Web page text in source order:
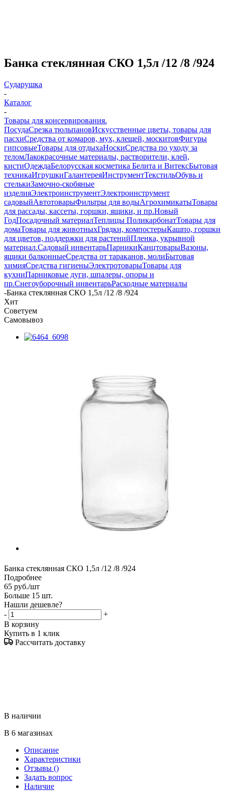
Банка стеклянная СКО 1,5л /12 /8 /924
Сударушка
-
Каталог
-
Товары для консервирования.
ПосудаСрезка тюльпановИскусственные цветы, товары для
пасхиСредства от комаров, мух, клещей, москитовФигуры
гипсовыеТовары для отдыхаНоскиСредства по уходу за
теломЛакокрасочные материалы, растворители, клей,
кистиОдеждаБелорусская косметика Белита и ВитексБытовая
техникаИгрушкиГалантереяИнструментТекстильОбувь и
стелькиЗамочно-скобяные
изделияЭлектроинструментЭлектроинструмент
садовыйАвтотоварыФильтры для водыАгрохимикатыТовары
для рассады, кассеты, горшки, ящики, и пр.Новый
ГодПосадочный материалТеплицы ПоликарбонатТовары для
домаТовары для животныхГрядки, компостерыКашпо, горшки
для цветов, поддержки для растенийПленка, укрывной
материал.Садовый инвентарьПарникиКанцтоварыВазоны,
ящики балконныеСредства от тараканов, молиБытовая
химияСредства гигиеныЭлектротоварыТовары для
кухниПарниковые дуги, шпалеры, опоры и
пр.Снегоуборочный инвентарьРасходные материалы
-Банка стеклянная СКО 1,5л /12 /8 /924
Хит
Советуем
Самовывоз
Банка стеклянная СКО 1,5л /12 /8 /924
Подробнее
65 руб./шт
Больше 15 шт.
Нашли дешевле?
-
+
В корзину
Купить в 1 клик
Рассчитать доставку
В наличии
В 6 магазинах
Описание
Характеристики
Отзывы ()
Задать вопрос
Наличие